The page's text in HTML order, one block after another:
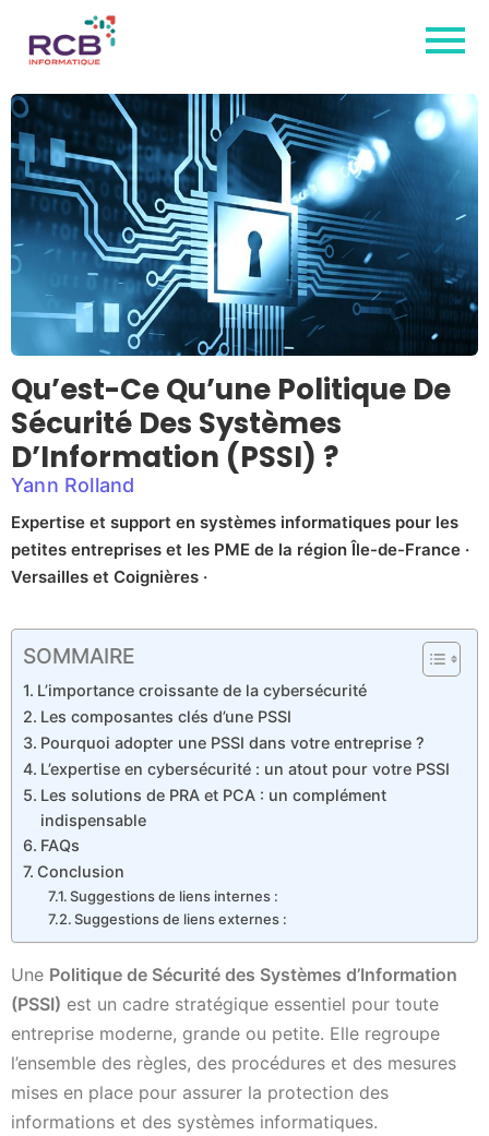
Qu’est-Ce Qu’une Politique De
Sécurité Des Systèmes
D’Information (PSSI) ?
Yann Rolland
Expertise et support en systèmes informatiques pour les
petites entreprises et les PME de la région Île-de-France ·
Versailles et Coignières ·
SOMMAIRE
L’importance croissante de la cybersécurité
Les composantes clés d’une PSSI
Pourquoi adopter une PSSI dans votre entreprise ?
L’expertise en cybersécurité : un atout pour votre PSSI
Les solutions de PRA et PCA : un complément
indispensable
FAQs
Conclusion
Suggestions de liens internes :
Suggestions de liens externes :
Une Politique de Sécurité des Systèmes d’Information
(PSSI) est un cadre stratégique essentiel pour toute
entreprise moderne, grande ou petite. Elle regroupe
l’ensemble des règles, des procédures et des mesures
mises en place pour assurer la protection des
informations et des systèmes informatiques.